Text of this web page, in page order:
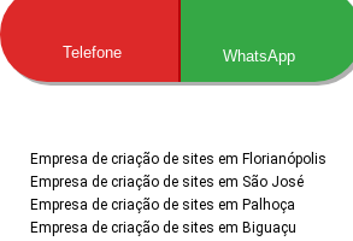
Telefone WhatsApp
Empresa de criação de sites em Florianópolis
Empresa de criação de sites em São José
Empresa de criação de sites em Palhoça
Empresa de criação de sites em Biguaçu